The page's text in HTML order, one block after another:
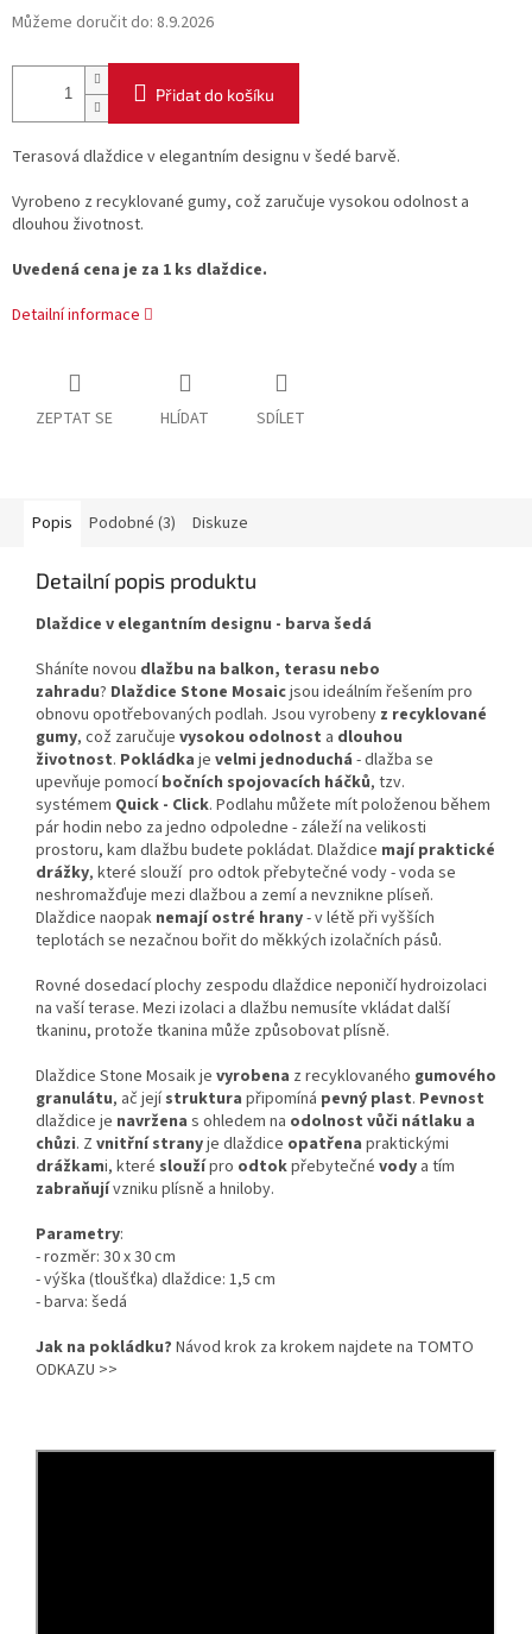
Můžeme doručit do: 8.9.2026
Přidat do košíku
Terasová dlaždice v elegantním designu v šedé barvě.
Vyrobeno z recyklované gumy, což zaručuje vysokou odolnost a
dlouhou životnost.
Uvedená cena je za 1 ks dlaždice.
Detailní informace
ZEPTAT SE HLÍDAT SDÍLET
Popis Podobné (3) Diskuze
Detailní popis produktu
Dlaždice v elegantním designu - barva šedá
Sháníte novou dlažbu na balkon, terasu nebo
zahradu? Dlaždice Stone Mosaicjsou ideálním řešením pro
obnovu opotřebovaných podlah. Jsou vyrobeny z recyklované
gumy, což zaručuje vysokou odolnost a dlouhou
životnost. Pokládka je velmi jednoduchá - dlažba se
upevňuje pomocí bočních spojovacích háčků, tzv.
systémem Quick - Click. Podlahu můžete mít položenou během
pár hodin nebo za jedno odpoledne - záleží na velikosti
prostoru, kam dlažbu budete pokládat. Dlaždice mají praktické
drážky, které slouží pro odtok přebytečné vody - voda se
neshromažďuje mezi dlažbou a zemí a nevznikne plíseň.
Dlaždice naopak nemají ostré hrany- v létě při vyšších
teplotách se nezačnou bořit do měkkých izolačních pásů.
Rovné dosedací plochy zespodu dlaždice neponičí hydroizolaci
na vaší terase. Mezi izolaci a dlažbu nemusíte vkládat další
tkaninu, protože tkanina může způsobovat plísně.
Dlaždice Stone Mosaik je vyrobena z recyklovaného gumového
granulátu, ač jejístruktura připomíná pevný plast. Pevnost
dlaždice je navržena s ohledem na odolnost vůči nátlaku a
chůzi. Z vnitřní stranyje dlaždice opatřena praktickými
drážkami, které sloužípro odtokpřebytečné vody a tím
zabraňujívzniku plísně a hniloby.
Parametry:
- rozměr: 30 x 30 cm
- výška (tloušťka) dlaždice: 1,5 cm
- barva: šedá
Jak na pokládku? Návod krok za krokem najdete na TOMTO
ODKAZU >>